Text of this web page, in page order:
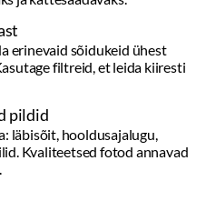
fotod annavad
millest
ja usaldusväärse
on lihtne ja
tuhandete